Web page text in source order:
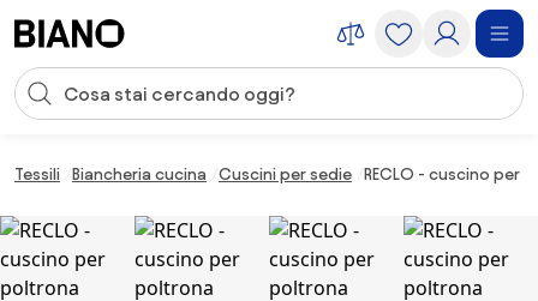
Input della ricerca
Tessili Biancheria cucina Cuscini per sedie RECLO - cuscino per